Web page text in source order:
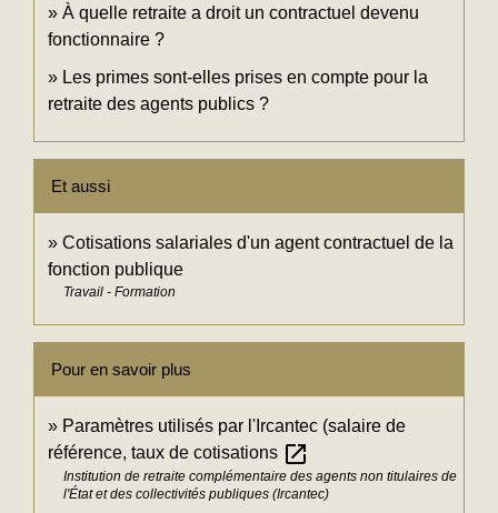
À quelle retraite a droit un contractuel devenu
fonctionnaire ?
Les primes sont-elles prises en compte pour la
retraite des agents publics ?
Et aussi
Cotisations salariales d'un agent contractuel de la
fonction publique
Travail - Formation
Pour en savoir plus
Paramètres utilisés par l'Ircantec (salaire de
référence, taux de cotisations open_in_new
Institution de retraite complémentaire des agents non titulaires de
l'État et des collectivités publiques (Ircantec)